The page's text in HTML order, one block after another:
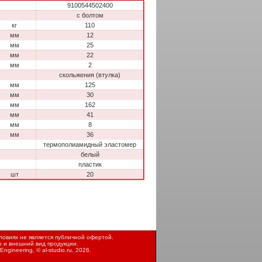
9100544502400
с болтом
кг
110
мм
12
мм
25
мм
22
мм
2
скольжения (втулка)
мм
125
мм
30
мм
162
мм
41
мм
8
мм
36
термополиамидный эластомер
белый
пластик
шт
20
не является публичной офертой.
и внешний вид продукции.
©al-studio.ru , 2026.